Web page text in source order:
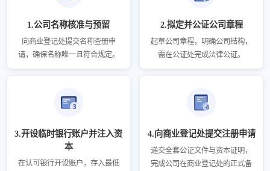
1.公司名称核准与预留
向商业登记处提交名称查册申
请，确保名称唯一且符合规定。
2.拟定并公证公司章程
起草公司章程，明确公司结构，
需在公证处完成法律公证。
3.开设临时银行账户并注入资
本
在认可银行开设账户，存入最低
4.向商业登记处提交注册申请
递交全套公证文件与资本证明，
完成公司在商业登记处的正式备